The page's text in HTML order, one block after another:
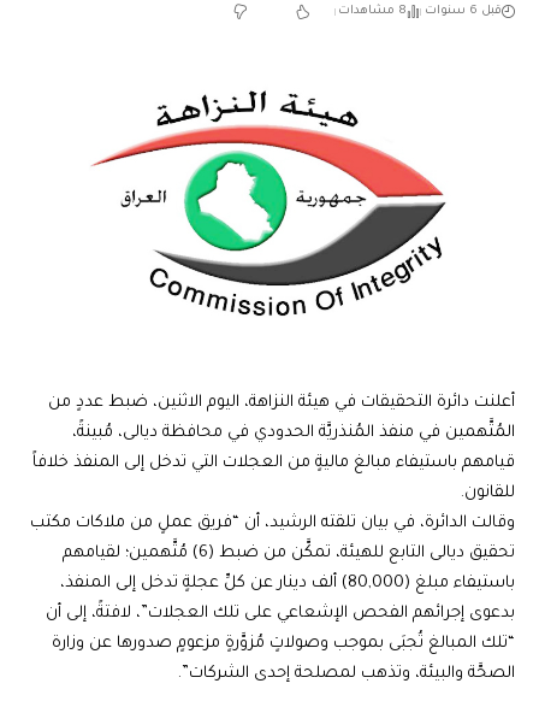
قبل 6 سنوات 8 مشاهدات
أعلنت دائرة التحقيقات في هيئة النزاهة، اليوم الاثنين، ضبط عددٍ من
المُتَّهمين في منفذ المُنذريَّة الحدودي في محافظة ديالى، مُبينةً،
قيامهم باستيفاء مبالغ ماليةٍ من العجلات التي تدخل إلى المنفذ خلافاً
للقانون.
وقالت الدائرة، في بيان تلقته الرشيد، أن “فريق عملٍ من ملاكات مكتب
تحقيق ديالى التابع للهيئة، تمكَّن من ضبط (6) مُتَّهمين؛ لقيامهم
باستيفاء مبلغ (80,000) ألف دينار عن كلِّ عجلةٍ تدخل إلى المنفذ،
بدعوى إجرائهم الفحص الإشعاعي على تلك العجلات”، لافتةً، إلى أن
“تلك المبالغ تُجبَى بموجب وصولاتٍ مُزوَّرةٍ مزعومٍ صدورها عن وزارة
الصحَّة والبيئة، وتذهب لمصلحة إحدى الشركات”.